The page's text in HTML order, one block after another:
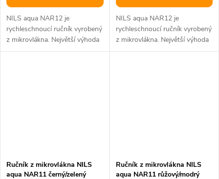
NILS aqua NAR12 je
rychleschnoucí ručník vyrobený
z mikrovlákna. Největší výhoda
použitého materiálu je skryta v
NILS aqua NAR12 je
rychleschnoucí ručník vyrobený
z mikrovlákna. Největší výhoda
použitého materiálu je skryta v
Ručník z mikrovlákna NILS
aqua NAR11 černý/zelený
Ručník z mikrovlákna NILS
aqua NAR11 růžový/modrý